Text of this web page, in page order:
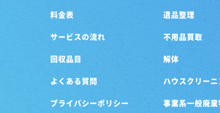
料金表
サービスの流れ
回収品目
よくある質問
プライバシーポリシー
遺品整理
不用品買取
解体
ハウスクリーニ
事業系一般廃